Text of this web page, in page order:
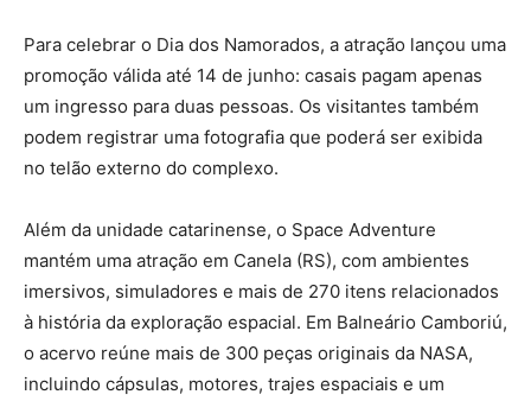
Para celebrar o Dia dos Namorados, a atração lançou uma
promoção válida até 14 de junho: casais pagam apenas
um ingresso para duas pessoas. Os visitantes também
podem registrar uma fotografia que poderá ser exibida
no telão externo do complexo.
Além da unidade catarinense, o Space Adventure
mantém uma atração em Canela (RS), com ambientes
imersivos, simuladores e mais de 270 itens relacionados
à história da exploração espacial. Em Balneário Camboriú,
o acervo reúne mais de 300 peças originais da NASA,
incluindo cápsulas, motores, trajes espaciais e um